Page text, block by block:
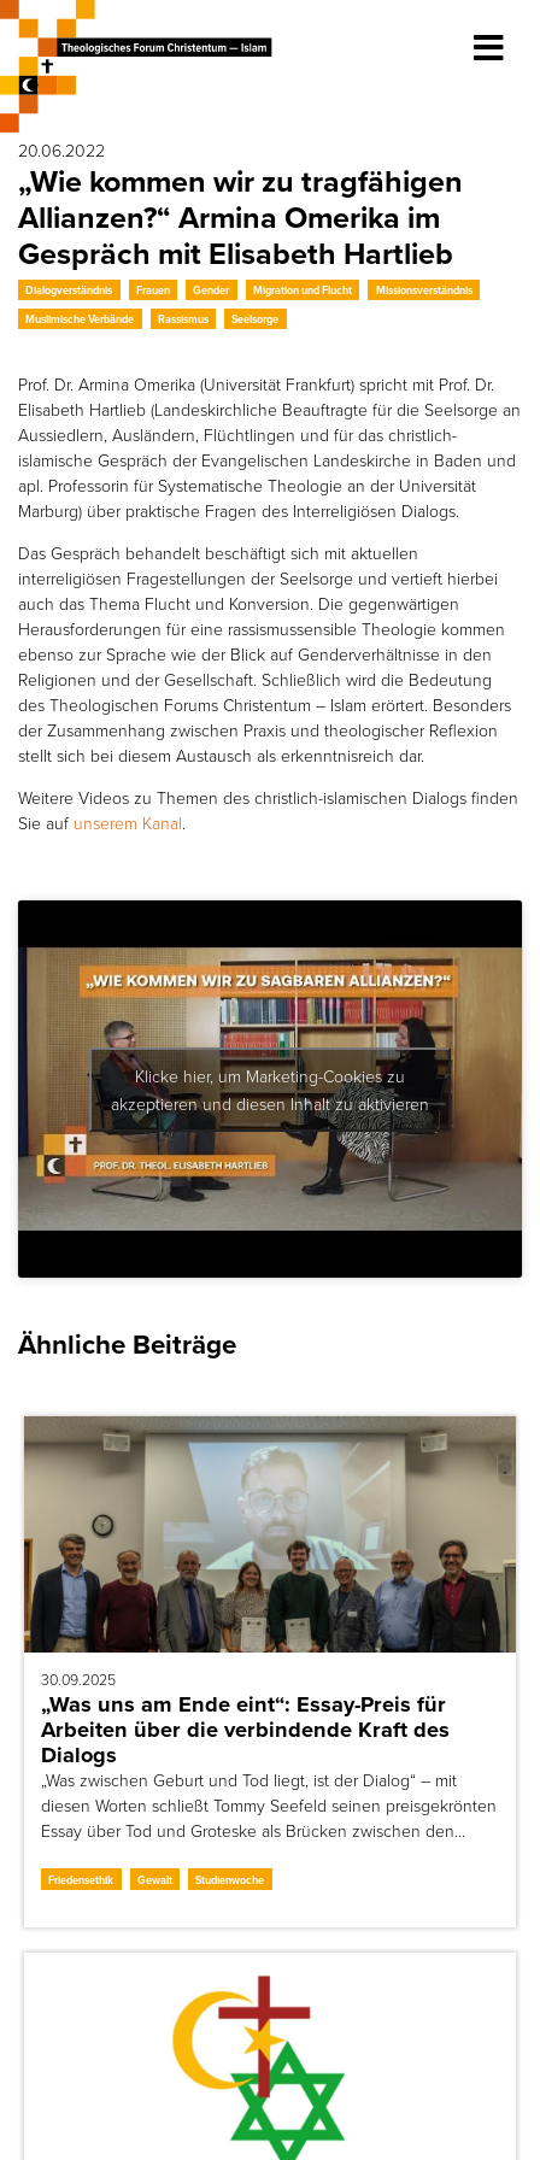
20.06.2022
„Wie kommen wir zu tragfähigen
Allianzen?“ Armina Omerika im
Gespräch mit Elisabeth Hartlieb
Dialogverständnis Frauen Gender Migration und Flucht
Missionsverständnis
Muslimische Verbände
Rassismus Seelsorge
Prof. Dr. Armina Omerika (Universität Frankfurt) spricht mit Prof. Dr.
Elisabeth Hartlieb (Landeskirchliche Beauftragte für die Seelsorge an
Aussiedlern, Ausländern, Flüchtlingen und für das christlich-
islamische Gespräch der Evangelischen Landeskirche in Baden und
apl. Professorin für Systematische Theologie an der Universität
Marburg) über praktische Fragen des Interreligiösen Dialogs.
Das Gespräch behandelt beschäftigt sich mit aktuellen
interreligiösen Fragestellungen der Seelsorge und vertieft hierbei
auch das Thema Flucht und Konversion. Die gegenwärtigen
Herausforderungen für eine rassismussensible Theologie kommen
ebenso zur Sprache wie der Blick auf Genderverhältnisse in den
Religionen und der Gesellschaft. Schließlich wird die Bedeutung
des Theologischen Forums Christentum – Islam erörtert. Besonders
der Zusammenhang zwischen Praxis und theologischer Reflexion
stellt sich bei diesem Austausch als erkenntnisreich dar.
Weitere Videos zu Themen des christlich-islamischen Dialogs finden
Sie auf unserem Kanal.
Klicke hier, um Marketing-Cookies zu
akzeptieren und diesen Inhalt zu aktivieren
Ähnliche Beiträge
30.09.2025
„Was uns am Ende eint“: Essay-Preis für
Arbeiten über die verbindende Kraft des
Dialogs
„Was zwischen Geburt und Tod liegt, ist der Dialog“ – mit
diesen Worten schließt Tommy Seefeld seinen preisgekrönten
Essay über Tod und Groteske als Brücken zwischen den…
Friedensethik Gewalt Studienwoche